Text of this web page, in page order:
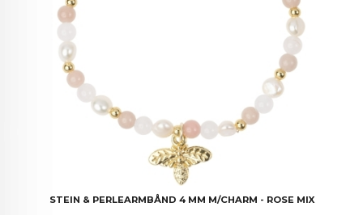
STEIN & PERLEARMBÅND 4 MM M/CHARM - ROSE MIX